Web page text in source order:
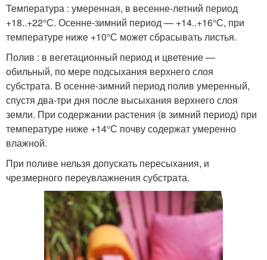
Температура : умеренная, в весенне-летний период
+18..+22°С. Осенне-зимний период — +14..+16°С, при
температуре ниже +10°С может сбрасывать листья.
Полив : в вегетационный период и цветение —
обильный, по мере подсыхания верхнего слоя
субстрата. В осенне-зимний период полив умеренный,
спустя два-три дня после высыхания верхнего слоя
земли. При содержании растения (в зимний период) при
температуре ниже +14°С почву содержат умеренно
влажной.
При поливе нельзя допускать пересыхания, и
чрезмерного переувлажнения субстрата.